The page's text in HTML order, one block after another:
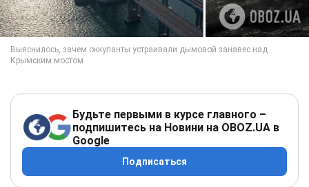
Будьте первыми в курсе главного –
подпишитесь на Новини на OBOZ.UA в
Google
Подписаться